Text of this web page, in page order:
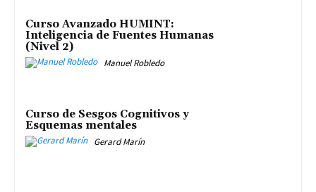
Curso Avanzado HUMINT:
Inteligencia de Fuentes Humanas
(Nivel 2)
Manuel Robledo
Curso de Sesgos Cognitivos y
Esquemas mentales
Gerard Marín